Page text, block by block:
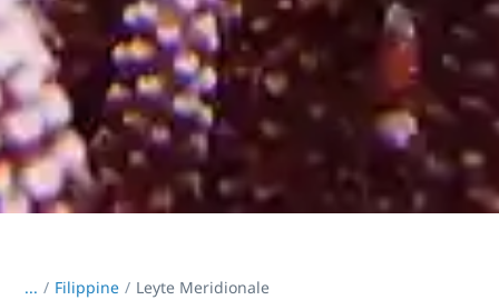
... / Filippine Leyte Meridionale